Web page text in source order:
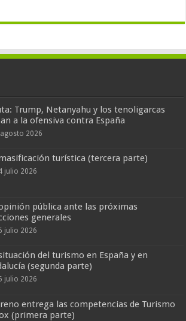
Trump, Netanyahu y los tenoligarcas
a la ofensiva contra España
2026
turística (tercera parte)
julio 2026
pública ante las próximas
generales
julio 2026
del turismo en España y en
(segunda parte)
julio 2026
entrega las competencias de Turismo
(primera parte)